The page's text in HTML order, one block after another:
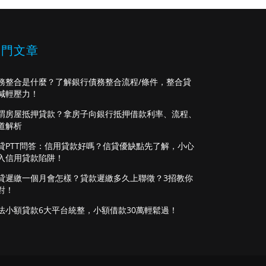
文章
整合是什麼？了解銀行債務整合流程/條件，整合貸
輕壓力！
房屋抵押貸款？拿房子向銀行抵押借款利率、流程、
解析
PTT問答：信用貸款好嗎？信貸優缺點先了解，小心
信用貸款陷阱！
遲繳一個月會怎樣？貸款遲繳多久上聯徵？3招教你
！
小額貸款6大平台統整，小額借款30萬輕鬆過！